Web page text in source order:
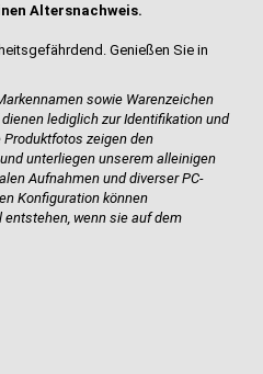
Altersnachweis.
Genießen Sie in
sowie Warenzeichen
lediglich zur Identifikation und
Produktfotos zeigen den
unterliegen unserem alleinigen
Aufnahmen und diverser PC-
Konfiguration können
wenn sie auf dem